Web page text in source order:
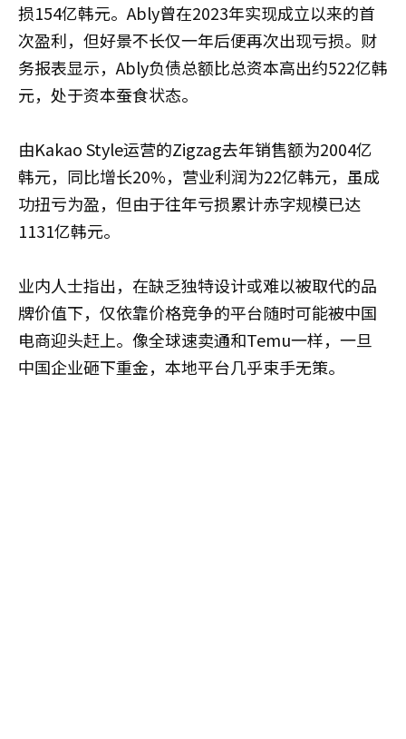
损154亿韩元。Ably曾在2023年实现成立以来的首
次盈利，但好景不长仅一年后便再次出现亏损。财
务报表显示，Ably负债总额比总资本高出约522亿韩
元，处于资本蚕食状态。
由Kakao Style运营的Zigzag去年销售额为2004亿
韩元，同比增长20%，营业利润为22亿韩元，虽成
功扭亏为盈，但由于往年亏损累计赤字规模已达
1131亿韩元。
业内人士指出，在缺乏独特设计或难以被取代的品
牌价值下，仅依靠价格竞争的平台随时可能被中国
电商迎头赶上。像全球速卖通和Temu一样，一旦
中国企业砸下重金，本地平台几乎束手无策。